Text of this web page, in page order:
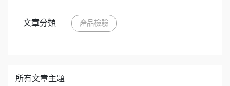
文章分類 產品檢驗
所有文章主題